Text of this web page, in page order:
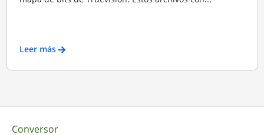
Leer más
Conversor